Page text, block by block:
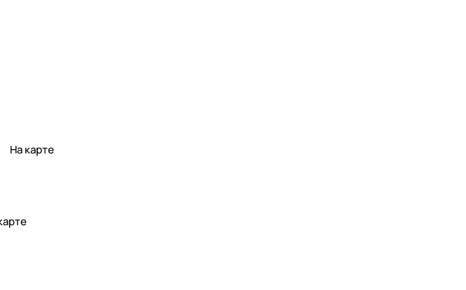
На карте